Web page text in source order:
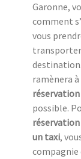
Garonne,
comment
vous
ramènera
possible.
un taxi,
compagnie